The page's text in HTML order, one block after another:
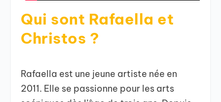
Qui sont Rafaella et
Christos ?
Rafaella est une jeune artiste née en
2011. Elle se passionne pour les arts